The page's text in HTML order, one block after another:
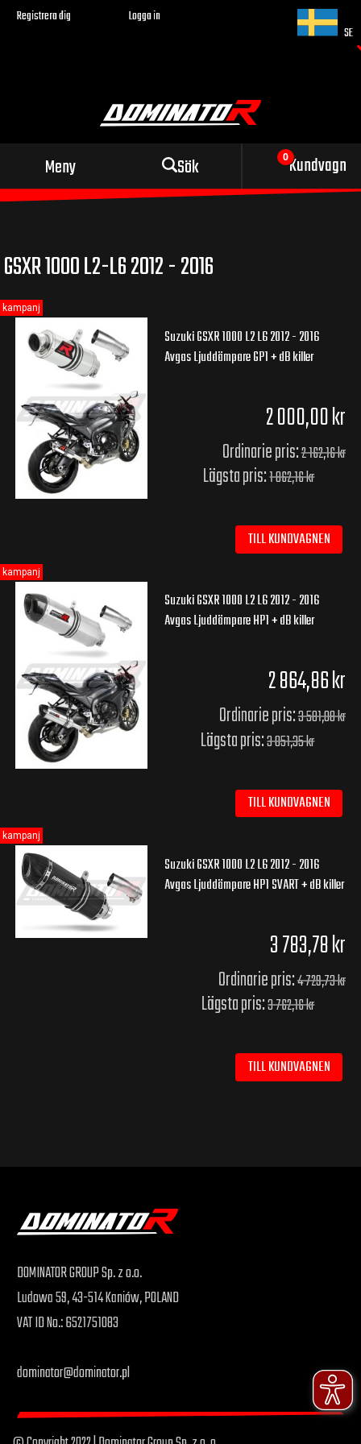
Registrera dig
Logga in
SE
Meny Sök Kundvagn
Sportigt avgassystem
för din motorcykel
GSXR 1000 L2-L6 2012 - 2016
Suzuki GSXR 1000 L2 L6 2012 - 2016
Avgas Ljuddämpare GP1 + dB killer
2 000,00 kr
Ordinarie pris:2 162,16 kr
Lägsta pris:1 862,16 kr
TILL KUNDVAGNEN
kampanj
Suzuki GSXR 1000 L2 L6 2012 - 2016
Avgas Ljuddämpare HP1 + dB killer
2 864,86 kr
Ordinarie pris:3 581,08 kr
Lägsta pris:3 051,35 kr
TILL KUNDVAGNEN
kampanj
Suzuki GSXR 1000 L2 L6 2012 - 2016
Avgas Ljuddämpare HP1 SVART + dB killer
3 783,78 kr
Ordinarie pris:4 729,73 kr
Lägsta pris:3 762,16 kr
TILL KUNDVAGNEN
kampanj
DOMINATOR GROUP Sp. z o.o.
Ludowa 59, 43-514 Kaniów, POLAND
VAT ID No.: 6521751083
dominator@dominator.pl